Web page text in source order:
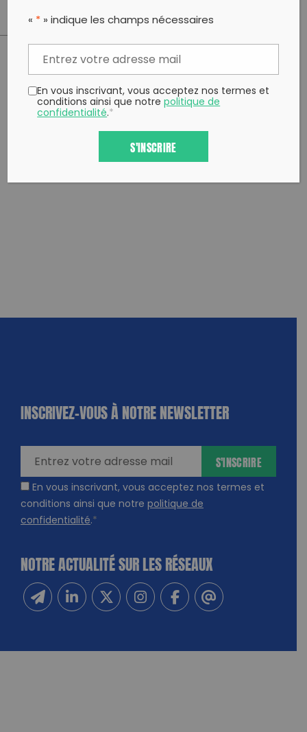
PARTAGER CET ARTICLE:
Partager sur Facebook
Partager sur
Twitter
Envoyer à
Copy to clipboard
INSCRIVEZ-VOUS À NOTRE NEWSLETTER
En vous inscrivant, vous acceptez nos termes et
conditions ainsi que notre politique de
confidentialité.*
S'INSCRIRE
NOTRE ACTUALITÉ SUR LES RÉSEAUX
« * » indique les champs nécessaires
En vous inscrivant, vous acceptez nos termes et
conditions ainsi que notrepolitique de
confidentialité.*
S'INSCRIRE